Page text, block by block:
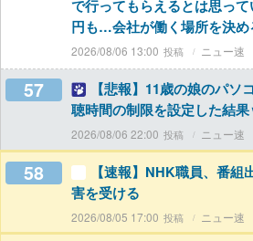
で行ってもらえるとは思っ
円も…会社が働く場所を決め
2026/08/06 13:00 ニュー速
57
【悲報】11歳の娘のパソ
聴時間の制限を設定した結果
2026/08/06 22:00 ニュー速
58
【速報】NHK職員、番
害を受ける
2026/08/05 17:00 ニュー速